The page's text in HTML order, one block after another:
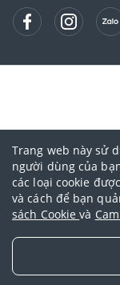
Trang web này sử
người dùng của
các loại cookie
và cách để bạn
sách Cookievà